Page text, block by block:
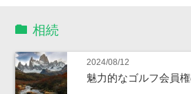
相続
2024/08/12
魅力的なゴルフ会員